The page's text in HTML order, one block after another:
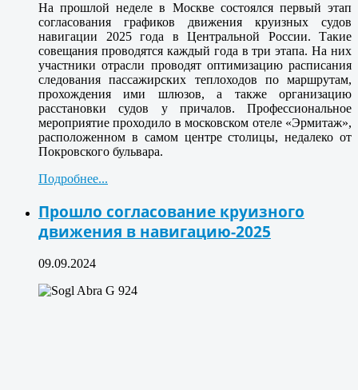
На прошлой неделе в Москве состоялся первый этап
согласования графиков движения круизных судов
навигации 2025 года в Центральной России. Такие
совещания проводятся каждый года в три этапа. На них
участники отрасли проводят оптимизацию расписания
следования пассажирских теплоходов по маршрутам,
прохождения ими шлюзов, а также организацию
расстановки судов у причалов. Профессиональное
мероприятие проходило в московском отеле «Эрмитаж»,
расположенном в самом центре столицы, недалеко от
Покровского бульвара.
Подробнее...
Прошло согласование круизного
движения в навигацию-2025
09.09.2024